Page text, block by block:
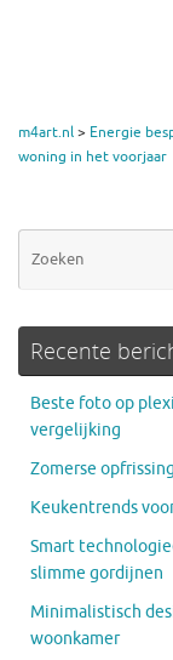
m4art.nl> Energie
woning in het voorjaar
Recente
Beste foto op
vergelijking
Zomerse
Keukentrends
Smart
slimme gordijnen
Minimalistisch
woonkamer